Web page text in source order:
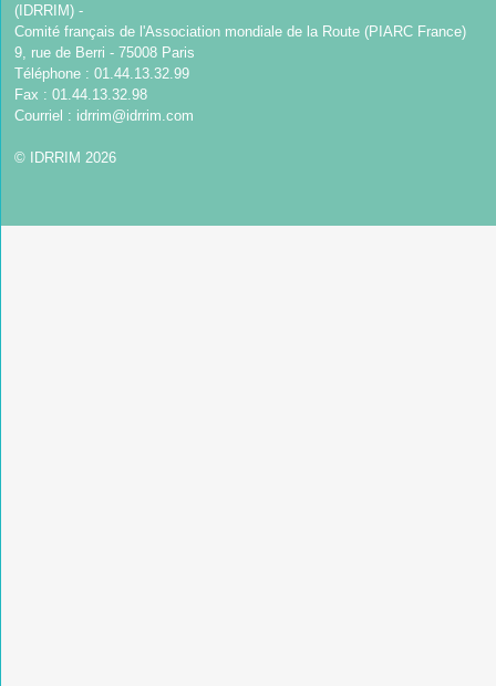
(IDRRIM) -
Comité français de l'Association mondiale de la Route (PIARC France)
9, rue de Berri - 75008 Paris
Téléphone : 01.44.13.32.99
Fax : 01.44.13.32.98
Courriel : idrrim@idrrim.com
© IDRRIM 2026